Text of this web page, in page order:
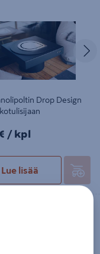
Drop Design
kpl
/ kpl
Lue lisää